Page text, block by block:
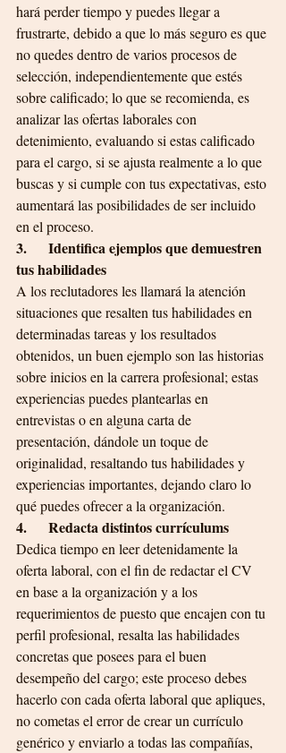
hará perder tiempo y puedes llegar a
frustrarte, debido a que lo más seguro es que
no quedes dentro de varios procesos de
selección, independientemente que estés
sobre calificado; lo que se recomienda, es
analizar las ofertas laborales con
detenimiento, evaluando si estas calificado
para el cargo, si se ajusta realmente a lo que
buscas y si cumple con tus expectativas, esto
aumentará las posibilidades de ser incluido
en el proceso.
3.      Identifica ejemplos que demuestren
tus habilidades
A los reclutadores les llamará la atención
situaciones que resalten tus habilidades en
determinadas tareas y los resultados
obtenidos, un buen ejemplo son las historias
sobre inicios en la carrera profesional; estas
experiencias puedes plantearlas en
entrevistas o en alguna carta de
presentación, dándole un toque de
originalidad, resaltando tus habilidades y
experiencias importantes, dejando claro lo
qué puedes ofrecer a la organización.
4.      Redacta distintos currículums
Dedica tiempo en leer detenidamente la
oferta laboral, con el fin de redactar el CV
en base a la organización y a los
requerimientos de puesto que encajen con tu
perfil profesional, resalta las habilidades
concretas que posees para el buen
desempeño del cargo; este proceso debes
hacerlo con cada oferta laboral que apliques,
no cometas el error de crear un currículo
genérico y enviarlo a todas las compañías,